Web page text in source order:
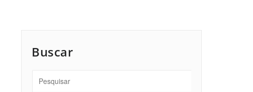
Buscar